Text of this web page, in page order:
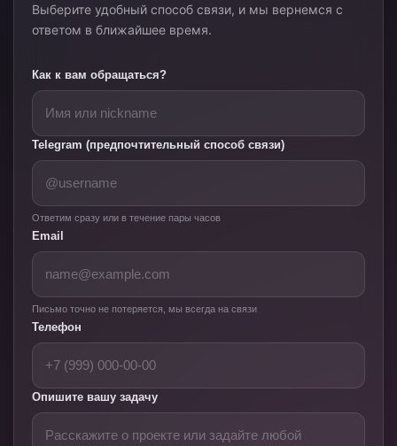
Выберите удобный способ связи, и мы вернемся с
ответом в ближайшее время.
Как к вам обращаться?
Telegram (предпочтительный способ связи)
Ответим сразу или в течение пары часов
Email
Письмо точно не потеряется, мы всегда на связи
Телефон
Опишите вашу задачу